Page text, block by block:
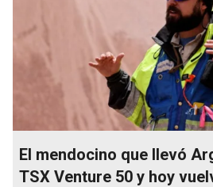
El mendocino que llevó
TSX Venture 50 y hoy